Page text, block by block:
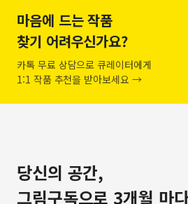
마음에 드는 작품
찾기 어려우신가요?
카톡 무료 상담으로 큐레이터에게
1:1 작품 추천을 받아보세요 →
당신의 공간,
그림구독으로 3개월 마